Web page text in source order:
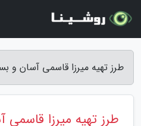
طرز تهیه میرزا قاسمی آسان و
طرز تهیه میرزا قاسمی